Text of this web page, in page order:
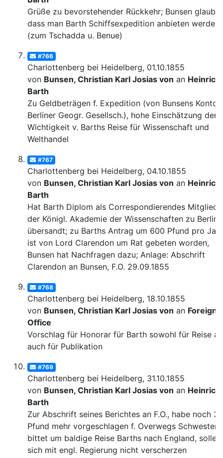
Grüße zu bevorstehender Rückkehr; Bunsen glaubt,
dass man Barth Schiffsexpedition anbieten werde
(zum Tschadda u. Benue)
#766
Charlottenberg bei Heidelberg, 01.10.1855
von Bunsen, Christian Karl Josias von an Heinrich
Barth
Zu Geldbeträgen f. Expedition (von Bunsens Konto,
Berliner Geogr. Gesellsch.), hohe Einschätzung der
Wichtigkeit v. Barths Reise für Wissenschaft und
Welthandel
#767
Charlottenberg bei Heidelberg, 04.10.1855
von Bunsen, Christian Karl Josias von an Heinrich
Barth
Hat Barth Diplom als Correspondierendes Mitglied
der Königl. Akademie der Wissenschaften zu Berlin
übersandt; zu Barths Antrag um 600 Pfund pro
ist von Lord Clarendon um Rat gebeten worden,
Bunsen hat Nachfragen dazu; Anlage: Abschrift
Clarendon an Bunsen, F.O. 29.09.1855
#768
Charlottenberg bei Heidelberg, 18.10.1855
von Bunsen, Christian Karl Josias von an Foreign
Office
Vorschlag für Honorar für Barth sowohl für Reise
auch für Publikation
#769
Charlottenberg bei Heidelberg, 31.10.1855
von Bunsen, Christian Karl Josias von an Heinrich
Barth
Zur Abschrift seines Berichtes an F.O., habe noch
Pfund mehr vorgeschlagen f. Overwegs Schwester,
bittet um baldige Reise Barths nach England, solle
sich mit engl. Regierung nicht verscherzen